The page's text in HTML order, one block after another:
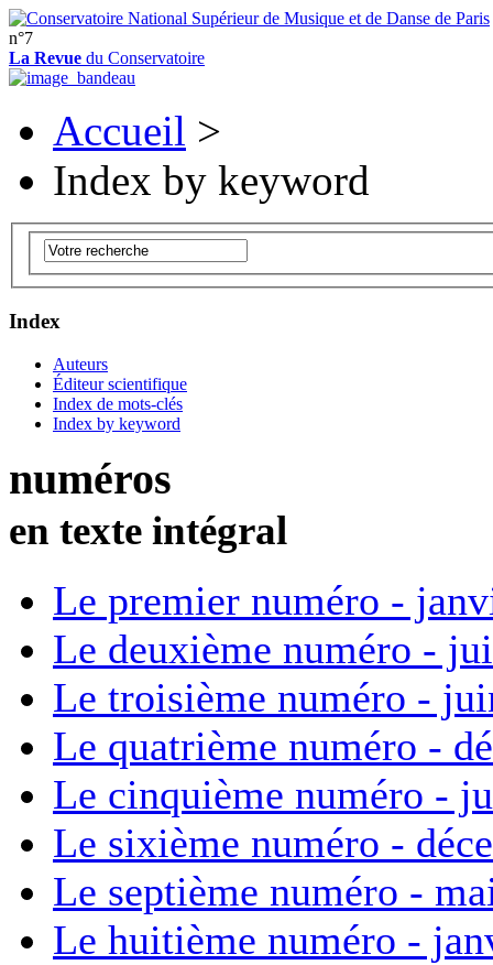
n°7
La Revue du Conservatoire
Accueil >
Index by keyword
Index
Auteurs
Éditeur scientifique
Index de mots-clés
Index by keyword
numéros
en texte intégral
Le premier numéro -
Le deuxième numéro -
Le troisième numéro -
Le quatrième numéro -
Le cinquième numéro -
Le sixième numéro -
Le septième numéro -
Le huitième numéro -